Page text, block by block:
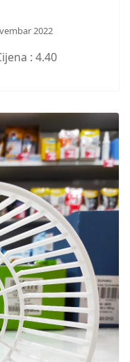
2022
: 4.40